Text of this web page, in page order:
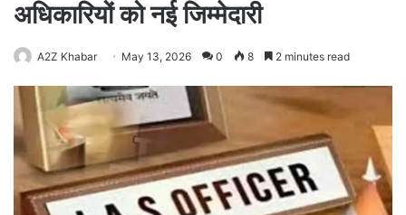
अधिकारियों को नई जिम्मेदारी
A2Z Khabar May 13, 2026 0 8 2 minutes read